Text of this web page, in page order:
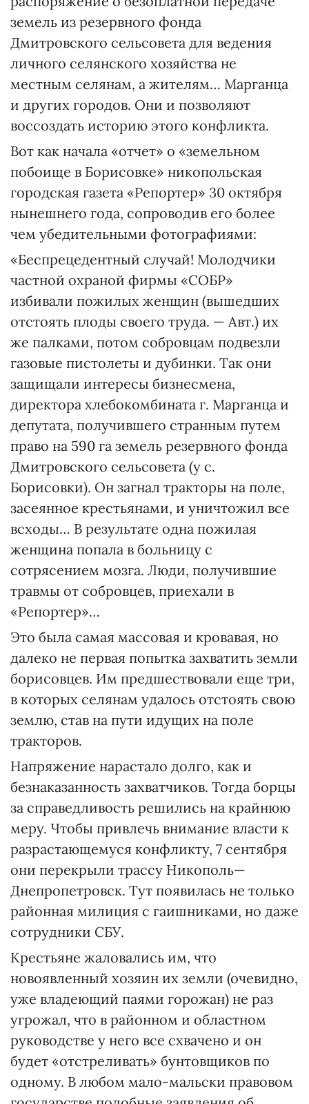
земель из резервного фонда
Дмитровского сельсовета для ведения
личного селянского хозяйства не
местным селянам, а жителям… Марганца
и других городов. Они и позволяют
воссоздать историю этого конфликта.
Вот как начала «отчет» о «земельном
побоище в Борисовке» никопольская
городская газета «Репортер» 30 октября
нынешнего года, сопроводив его более
чем убедительными фотографиями:
«Беспрецедентный случай! Молодчики
частной охраной фирмы «СОБР»
избивали пожилых женщин (вышедших
отстоять плоды своего труда. — Авт.) их
же палками, потом собровцам подвезли
газовые пистолеты и дубинки. Так они
защищали интересы бизнесмена,
директора хлебокомбината г. Марганца и
депутата, получившего странным путем
право на 590 га земель резервного фонда
Дмитровского сельсовета (у с.
Борисовки). Он загнал тракторы на поле,
засеянное крестьянами, и уничтожил все
всходы… В результате одна пожилая
женщина попала в больницу с
сотрясением мозга. Люди, получившие
травмы от собровцев, приехали в
«Репортер»…
Это была самая массовая и кровавая, но
далеко не первая попытка захватить земли
борисовцев. Им предшествовали еще три,
в которых селянам удалось отстоять свою
землю, став на пути идущих на поле
тракторов.
Напряжение нарастало долго, как и
безнаказанность захватчиков. Тогда борцы
за справедливость решились на крайнюю
меру. Чтобы привлечь внимание власти к
разрастающемуся конфликту, 7 сентября
они перекрыли трассу Никополь—
Днепропетровск. Тут появилась не только
районная милиция с гаишниками, но даже
сотрудники СБУ.
Крестьяне жаловались им, что
новоявленный хозяин их земли (очевидно,
уже владеющий паями горожан) не раз
угрожал, что в районном и областном
руководстве у него все схвачено и он
будет «отстреливать» бунтовщиков по
одному. В любом мало-мальски правовом